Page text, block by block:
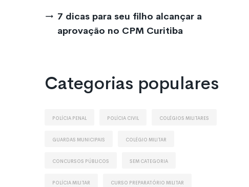
7 dicas para seu filho alcançar a
aprovação no CPM Curitiba
Categorias populares
Polícia Penal Polícia Civil Colégios Militares
Guardas Municipais Colégio Militar
Concursos Públicos Sem Categoria
Polícia Militar Curso Preparatório Militar